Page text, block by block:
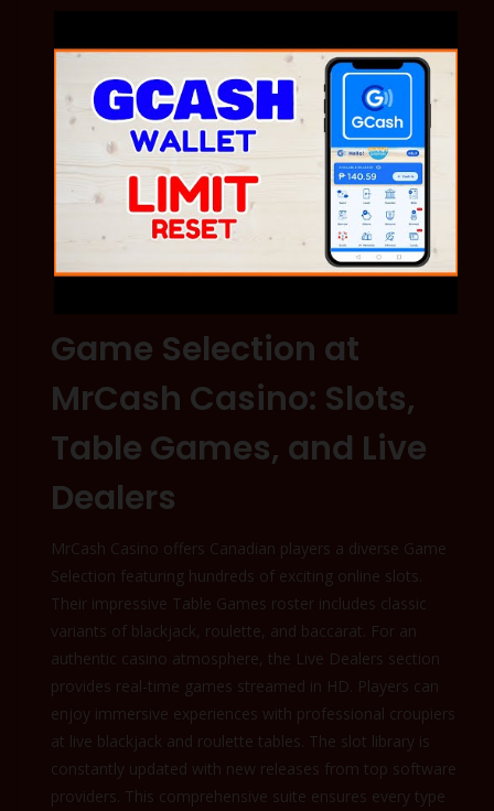
Game Selection at
MrCash Casino: Slots,
Table Games, and Live
Dealers
MrCash Casino offers Canadian players a diverse Game
Selection featuring hundreds of exciting online slots.
Their impressive Table Games roster includes classic
variants of blackjack, roulette, and baccarat. For an
authentic casino atmosphere, the Live Dealers section
provides real-time games streamed in HD. Players can
enjoy immersive experiences with professional croupiers
at live blackjack and roulette tables. The slot library is
constantly updated with new releases from top software
providers. This comprehensive suite ensures every type